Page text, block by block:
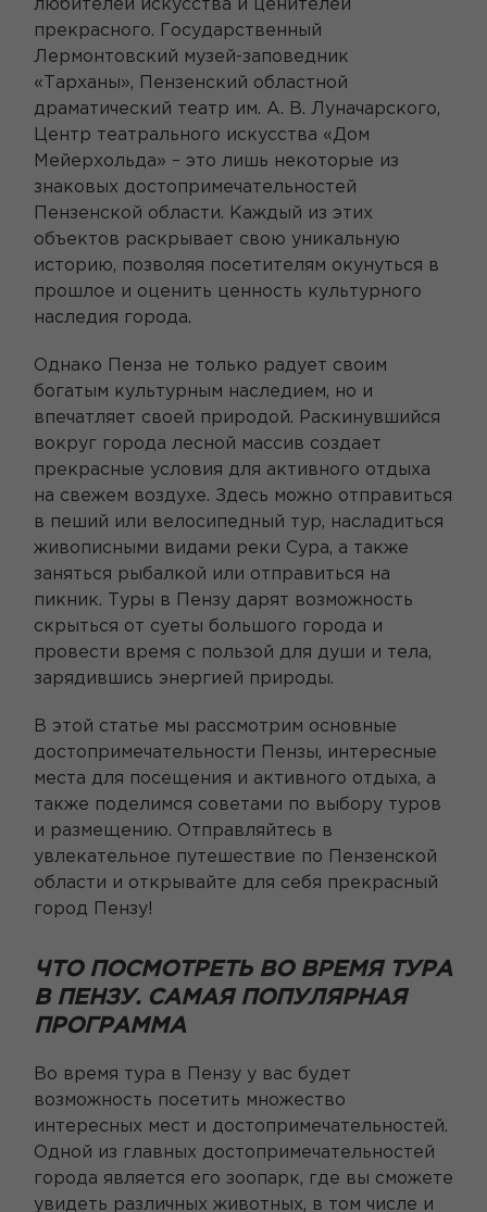
любителей искусства и ценителей
прекрасного. Государственный
Лермонтовский музей-заповедник
«Тарханы», Пензенский областной
драматический театр им. А. В. Луначарского,
Центр театрального искусства «Дом
Мейерхольда» – это лишь некоторые из
знаковых достопримечательностей
Пензенской области. Каждый из этих
объектов раскрывает свою уникальную
историю, позволяя посетителям окунуться в
прошлое и оценить ценность культурного
наследия города.
Однако Пенза не только радует своим
богатым культурным наследием, но и
впечатляет своей природой. Раскинувшийся
вокруг города лесной массив создает
прекрасные условия для активного отдыха
на свежем воздухе. Здесь можно отправиться
в пеший или велосипедный тур, насладиться
живописными видами реки Сура, а также
заняться рыбалкой или отправиться на
пикник. Туры в Пензу дарят возможность
скрыться от суеты большого города и
провести время с пользой для души и тела,
зарядившись энергией природы.
В этой статье мы рассмотрим основные
достопримечательности Пензы, интересные
места для посещения и активного отдыха, а
также поделимся советами по выбору туров
и размещению. Отправляйтесь в
увлекательное путешествие по Пензенской
области и открывайте для себя прекрасный
город Пензу!
ЧТО ПОСМОТРЕТЬ ВО ВРЕМЯ ТУРА
В ПЕНЗУ. САМАЯ ПОПУЛЯРНАЯ
ПРОГРАММА
Во время тура в Пензу у вас будет
возможность посетить множество
интересных мест и достопримечательностей.
Одной из главных достопримечательностей
города является его зоопарк, где вы сможете
увидеть различных животных, в том числе и